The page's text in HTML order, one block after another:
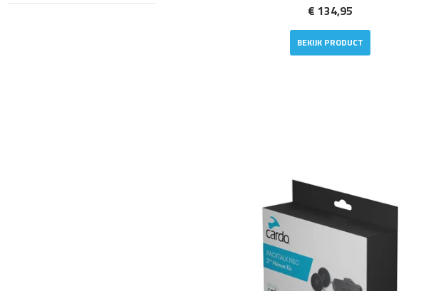
€ 134,95
BEKIJK PRODUCT